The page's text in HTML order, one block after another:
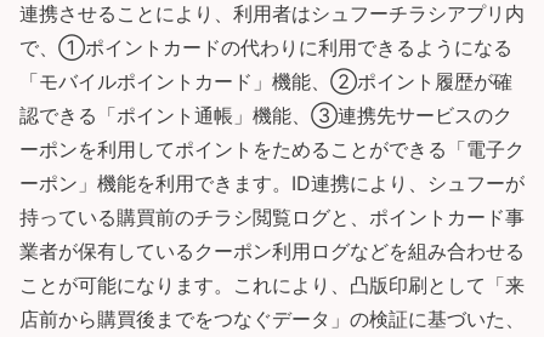
連携させることにより、利用者はシュフーチラシアプリ内
で、①ポイントカードの代わりに利用できるようになる
「モバイルポイントカード」機能、②ポイント履歴が確
認できる「ポイント通帳」機能、③連携先サービスのク
ーポンを利用してポイントをためることができる「電子ク
ーポン」機能を利用できます。ID連携により、シュフーが
持っている購買前のチラシ閲覧ログと、ポイントカード事
業者が保有しているクーポン利用ログなどを組み合わせる
ことが可能になります。これにより、凸版印刷として「来
店前から購買後までをつなぐデータ」の検証に基づいた、